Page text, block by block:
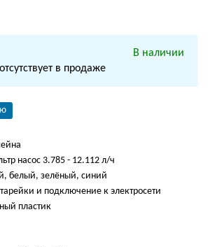
В наличии
в продаже
насос 3.785 - 12.112 л/ч
белый, зелёный, синий
и подключение к электросети
пластик